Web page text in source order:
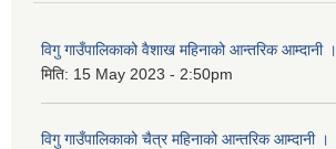
विगु गाउँपालिकाको वैशाख महिनाको आन्तरिक आम्दानी ।
मिति: 15 May 2023 - 2:50pm
विगु गाउँपालिकाको चैत्र महिनाको आन्तरिक आम्दानी ।